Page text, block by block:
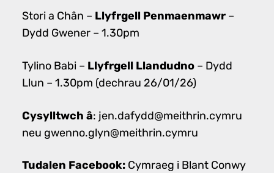
Stori a Chân – Llyfrgell Penmaenmawr –
Dydd Gwener – 1.30pm
Tylino Babi – Llyfrgell Llandudno – Dydd
Llun – 1.30pm (dechrau 26/01/26)
Cysylltwch â: jen.dafydd@meithrin.cymru
neu gwenno.glyn@meithrin.cymru
Tudalen Facebook: Cymraeg i Blant Conwy